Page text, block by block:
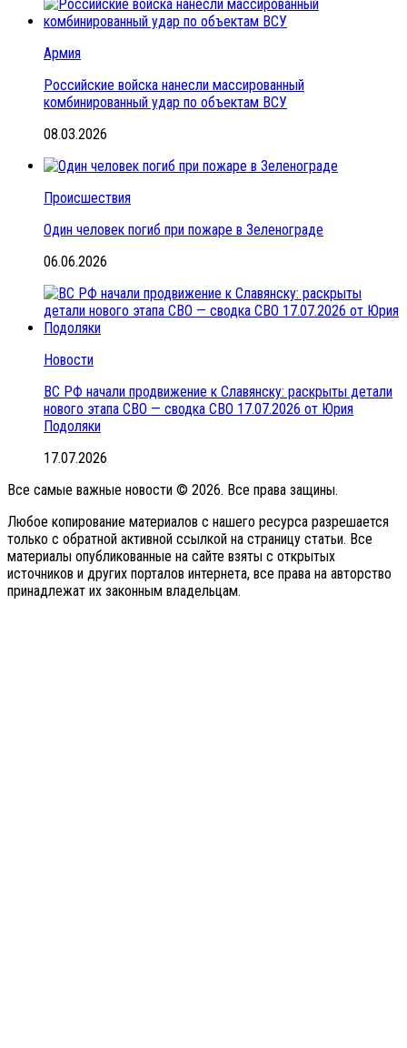
Армия
Российские войска нанесли массированный
комбинированный удар по объектам ВСУ
08.03.2026
Происшествия
Один человек погиб при пожаре в Зеленограде
06.06.2026
Новости
ВС РФ начали продвижение к Славянску: раскрыты детали
нового этапа СВО — сводка СВО 17.07.2026 от Юрия
Подоляки
17.07.2026
Все самые важные новости © 2026. Все права защины.
Любое копирование материалов с нашего ресурса разрешается
только с обратной активной ссылкой на страницу статьи. Все
материалы опубликованные на сайте взяты с открытых
источников и других порталов интернета, все права на авторство
принадлежат их законным владельцам.